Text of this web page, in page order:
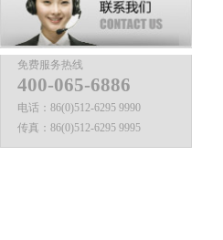
免费服务热线
400-065-6886
电话： 86(0)512-6295 9990
传真： 86(0)512-6295 9995